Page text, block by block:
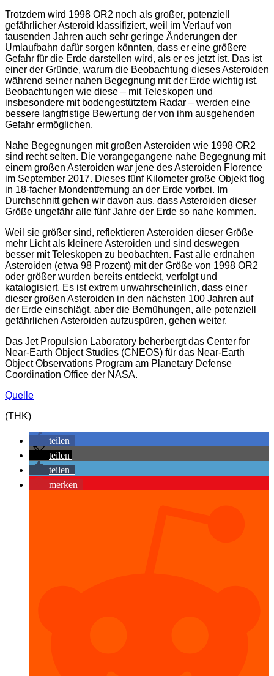
Trotzdem wird 1998 OR2 noch als großer, potenziell
gefährlicher Asteroid klassifiziert, weil im Verlauf von
tausenden Jahren auch sehr geringe Änderungen der
Umlaufbahn dafür sorgen könnten, dass er eine größere
Gefahr für die Erde darstellen wird, als er es jetzt ist. Das ist
einer der Gründe, warum die Beobachtung dieses Asteroiden
während seiner nahen Begegnung mit der Erde wichtig ist.
Beobachtungen wie diese – mit Teleskopen und
insbesondere mit bodengestütztem Radar – werden eine
bessere langfristige Bewertung der von ihm ausgehenden
Gefahr ermöglichen.
Nahe Begegnungen mit großen Asteroiden wie 1998 OR2
sind recht selten. Die vorangegangene nahe Begegnung mit
einem großen Asteroiden war jene des Asteroiden Florence
im September 2017. Dieses fünf Kilometer große Objekt flog
in 18-facher Mondentfernung an der Erde vorbei. Im
Durchschnitt gehen wir davon aus, dass Asteroiden dieser
Größe ungefähr alle fünf Jahre der Erde so nahe kommen.
Weil sie größer sind, reflektieren Asteroiden dieser Größe
mehr Licht als kleinere Asteroiden und sind deswegen
besser mit Teleskopen zu beobachten. Fast alle erdnahen
Asteroiden (etwa 98 Prozent) mit der Größe von 1998 OR2
oder größer wurden bereits entdeckt, verfolgt und
katalogisiert. Es ist extrem unwahrscheinlich, dass einer
dieser großen Asteroiden in den nächsten 100 Jahren auf
der Erde einschlägt, aber die Bemühungen, alle potenziell
gefährlichen Asteroiden aufzuspüren, gehen weiter.
Das Jet Propulsion Laboratory beherbergt das Center for
Near-Earth Object Studies (CNEOS) für das Near-Earth
Object Observations Program am Planetary Defense
Coordination Office der NASA.
Quelle
(THK)
teilen
teilen
teilen
merken